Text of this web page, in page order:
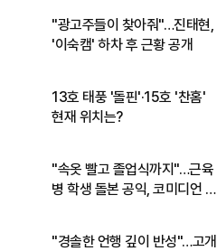
"광고주들이 찾아줘"…진태현,
'이숙캠' 하차 후 근황 공개
13호 태풍 '돌핀'·15호 '찬홈'
현재 위치는?
"속옷 빨고 졸업식까지"…근육
병 학생 돌본 공익, 코미디언 김
"경솔한 언행 깊이 반성"…고개